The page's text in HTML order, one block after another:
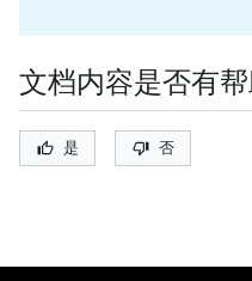
文档内容是否有帮
是 否